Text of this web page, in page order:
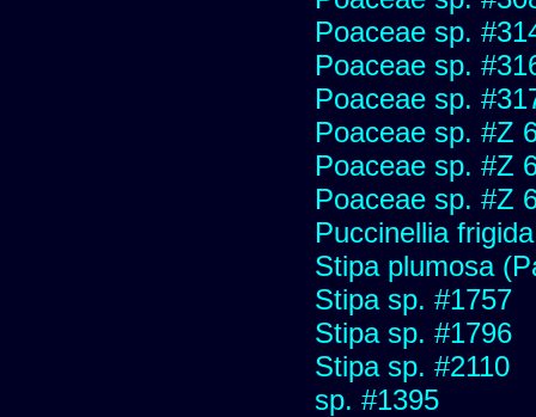
Poaceae sp.
Poaceae sp.
Poaceae sp.
Poaceae sp. #Z
Poaceae sp. #Z
Poaceae sp. #Z
Puccinellia frigida
Stipa plumosa
Stipa sp. #1757
Stipa sp. #1796
Stipa sp. #2110
sp. #1395